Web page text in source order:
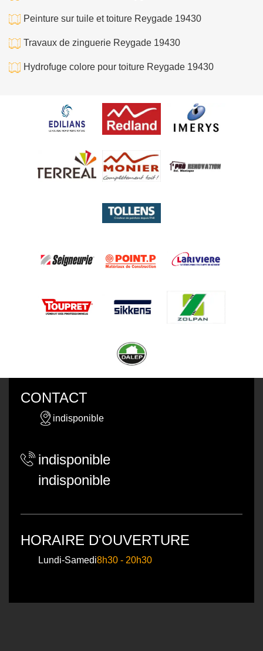
Peinture sur tuile et toiture Reygade 19430
Travaux de zinguerie Reygade 19430
Hydrofuge colore pour toiture Reygade 19430
CONTACT
indisponible
indisponible
indisponible
HORAIRE D'OUVERTURE
Lundi-Samedi8h30 - 20h30